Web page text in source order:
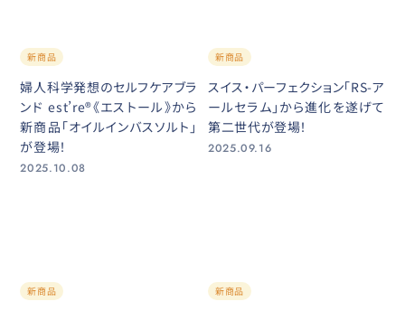
新商品
婦人科学発想のセルフケアブラ
ンド est’re®《エストール》から
新商品「オイルインバスソルト」
が登場！
2025.10.08
新商品
スイス・パーフェクション「RS-ア
ールセラム」から進化を遂げて
第二世代が登場！
2025.09.16
新商品 新商品